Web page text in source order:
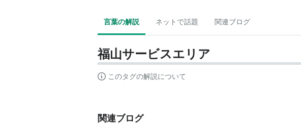
言葉の解説 ネットで話題 関連ブログ
福山サービスエリア
このタグの解説について
関連ブログ